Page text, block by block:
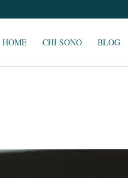
HOME CHI SONO BLOG